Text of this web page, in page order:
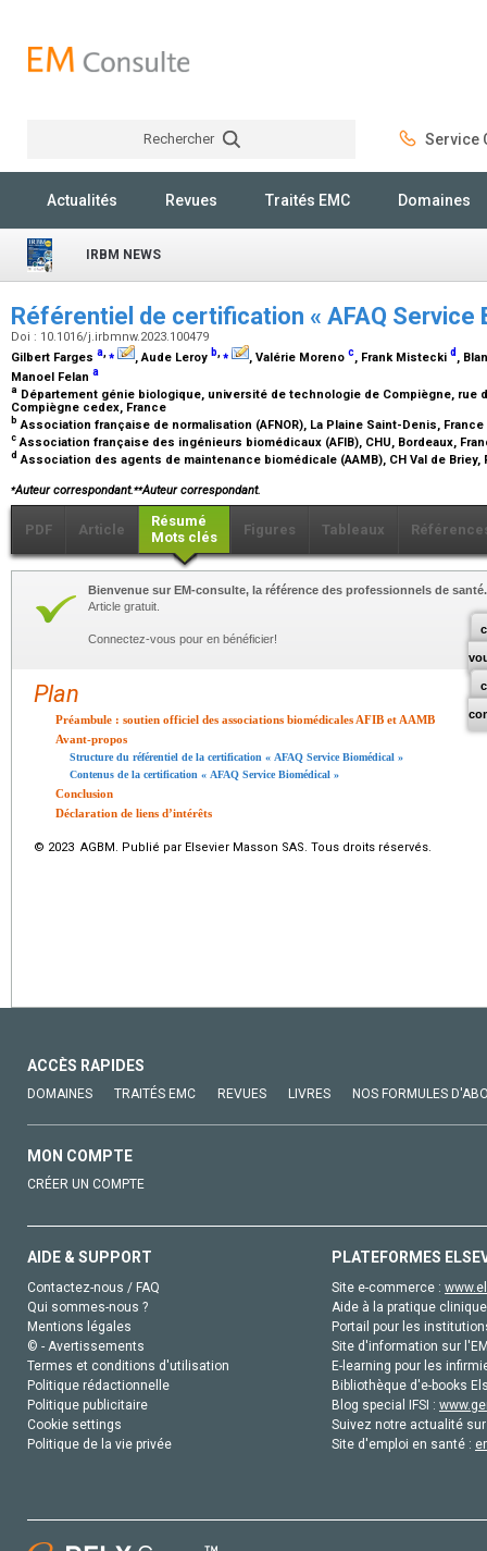
Rechercher Service
Actualités Revues Traités EMC Domaines
IRBM NEWS
Référentiel de certification « AFAQ Service
Doi : 10.1016/j.irbmnw.2023.100479
Gilbert Farges a,⁎ , Aude Leroy b,⁎ , Valérie Moreno c, Frank Mistecki d ,
Manoel Felan a
a Département génie biologique, université de technologie de Compiègne, rue
Compiègne cedex, France
b Association française de normalisation (AFNOR), La Plaine Saint-Denis, France
c Association française des ingénieurs biomédicaux (AFIB), CHU, Bordeaux,
d Association des agents de maintenance biomédicale (AAMB), CH Val de Briey,
⁎Auteur correspondant.⁎⁎Auteur correspondant.
PDF Article
Résumé
Mots clés
Figures Tableaux
Bienvenue sur EM-consulte, la référence des professionnels de santé.
Article gratuit.
Connectez-vous pour en bénéficier!
Plan
Préambule : soutien officiel des associations biomédicales AFIB et AAMB
Avant-propos
Structure du référentiel de la certification « AFAQ Service Biomédical »
Contenus de la certification « AFAQ Service Biomédical »
Conclusion
Déclaration de liens d’intérêts
© 2023 AGBM. Publié par Elsevier Masson SAS. Tous droits réservés.
ACCÈS RAPIDES
DOMAINES TRAITÉS EMC REVUES LIVRES NOS FORMULES
MON COMPTE
CRÉER UN COMPTE
AIDE & SUPPORT
Contactez-nous / FAQ
Qui sommes-nous ?
Mentions légales
© - Avertissements
Termes et conditions d'utilisation
Politique rédactionnelle
Politique publicitaire
Cookie settings
Politique de la vie privée
PLATEFORMES
Site e-commerce :
Aide à la pratique
Portail pour les
Site d'information sur
E-learning pour les
Bibliothèque d'e-books
Blog special IFSI :
Suivez notre actualité
Site d'emploi en santé :